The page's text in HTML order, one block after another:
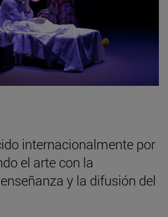
internacionalmente por
el arte con la
y la difusión del